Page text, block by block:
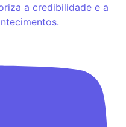
a credibilidade e a